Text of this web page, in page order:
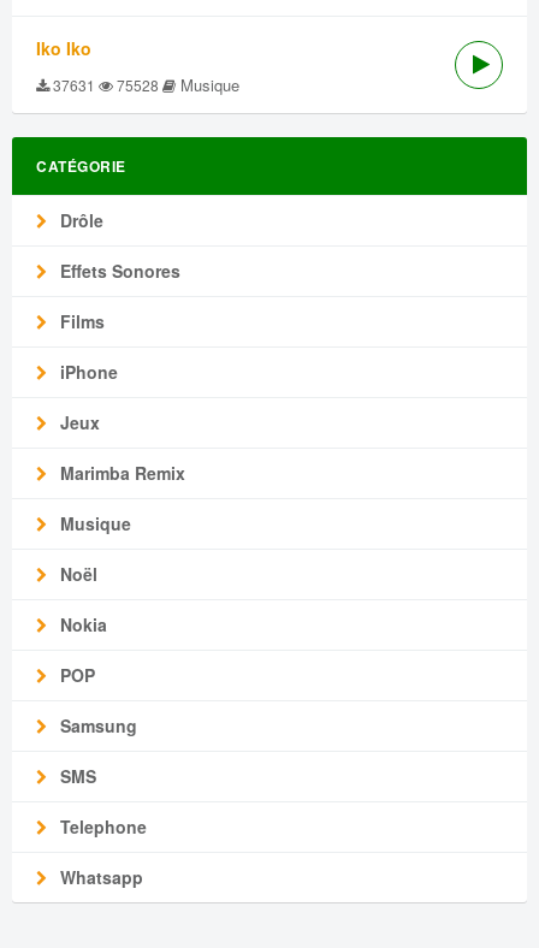
Iko Iko
37631 75528 Musique
CATÉGORIE
Drôle
Effets Sonores
Films
iPhone
Jeux
Marimba Remix
Musique
Noël
Nokia
POP
Samsung
SMS
Telephone
Whatsapp